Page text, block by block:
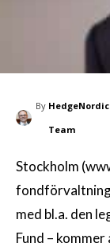
By
Team
Stockholm
med bl.a. den
Fund –